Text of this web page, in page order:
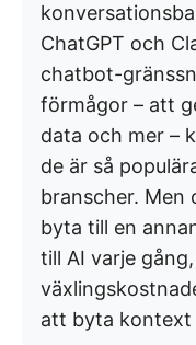
ChatGPT och
chatbot-
förmågor – att
data och mer –
de är så
branscher. Men
byta till en
till AI varje
att byta kontext